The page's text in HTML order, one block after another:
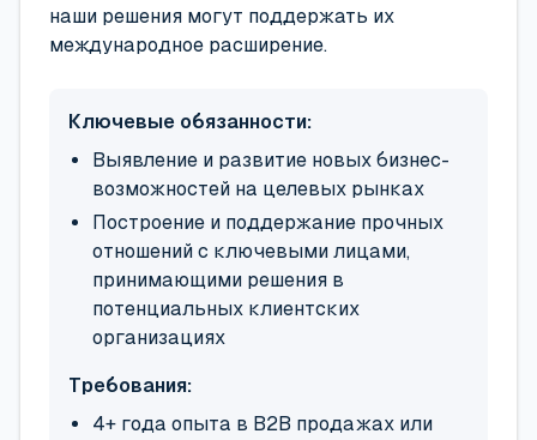
наши решения могут поддержать их
международное расширение.
Ключевые обязанности:
Выявление и развитие новых бизнес-
возможностей на целевых рынках
Построение и поддержание прочных
отношений с ключевыми лицами,
принимающими решения в
потенциальных клиентских
организациях
Требования:
4+ года опыта в B2B продажах или